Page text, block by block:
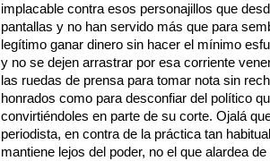
implacable contra esos personajillos que
pantallas y no han servido más que para
legítimo ganar dinero sin hacer el mínimo
y no se dejen arrastrar por esa corriente
las ruedas de prensa para tomar nota sin
honrados como para desconfiar del político
convirtiéndoles en parte de su corte. Ojalá
periodista, en contra de la práctica tan
mantiene lejos del poder, no el que alardea